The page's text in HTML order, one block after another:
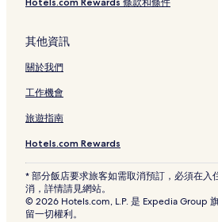
其他資訊
關於我們
工作機會
旅遊指南
Hotels.com Rewards
* 部分飯店要求旅客如需取消預訂，必須在入
消，詳情請見網站。
© 2026 Hotels.com, L.P. 是 Expedia Group
留一切權利。